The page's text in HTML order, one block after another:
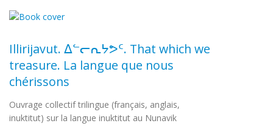
Illirijavut. ᐃᓪᓕᕆᔭᕗᑦ. That which we
treasure. La langue que nous
chérissons
Ouvrage collectif trilingue (français, anglais,
inuktitut) sur la langue inuktitut au Nunavik